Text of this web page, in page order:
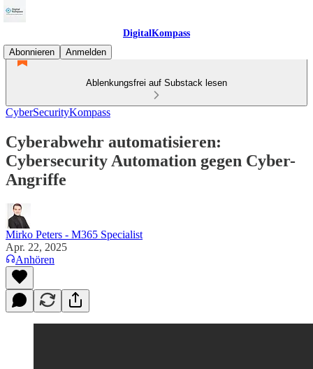
DigitalKompass
Abonnieren
Anmelden
Ablenkungsfrei auf Substack lesen
CyberSecurityKompass
Cyberabwehr automatisieren:
Cybersecurity Automation gegen Cyber-
Angriffe
Mirko Peters - M365 Specialist
Apr. 22, 2025
Anhören